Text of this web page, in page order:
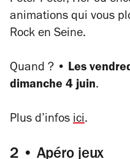
animations qui vous
Rock en Seine.
Quand ? • Les
dimanche 4 juin.
Plus d’infos ici.
2 • Apéro jeux